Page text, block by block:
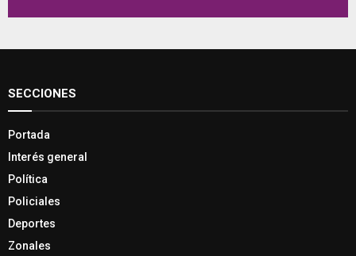
SECCIONES
Portada
Interés general
Política
Policiales
Deportes
Zonales